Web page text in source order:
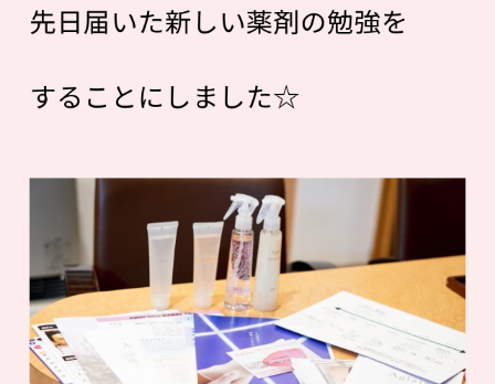
先日届いた新しい薬剤の勉強を
することにしました☆